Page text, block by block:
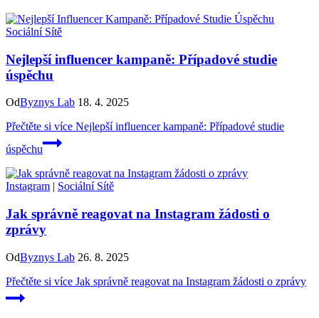
Sociální Sítě
Nejlepší influencer kampaně: Případové studie
úspěchu
OdByznys Lab 18. 4. 2025
Přečtěte si více Nejlepší influencer kampaně: Případové studie
úspěchu
Instagram | Sociální Sítě
Jak správně reagovat na Instagram žádosti o
zprávy
OdByznys Lab 26. 8. 2025
Přečtěte si více Jak správně reagovat na Instagram žádosti o zprávy